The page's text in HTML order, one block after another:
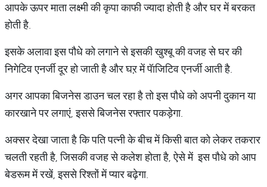
आपके ऊपर माता लक्ष्मी की कृपा काफी ज्यादा होती है और घर में बरकत
होती है.
इसके अलावा इस पौधे को लगाने से इसकी खुश्बू की वजह से घर की
निगेटिव एनर्जी दूर हो जाती है और घऱ में पॅाजिटिव एनर्जी आती है.
अगर आपका बिजनेस डाउन चल रहा है तो इस पौधे को अपनी दुकान या
कारखाने पर लगाएं, इससे बिजनेस रफ्तार पकड़ेगा.
अक्सर देखा जाता है कि पति पत्नी के बीच में किसी बात को लेकर तकरार
चलती रहती है, जिसकी वजह से कलेश होता है, ऐसे में इस पौधे को आप
बेडरूम में रखें, इससे रिश्तों में प्यार बढ़ेगा.